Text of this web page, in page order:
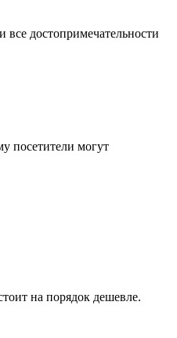
достопримечательности
посетители могут
на порядок дешевле.